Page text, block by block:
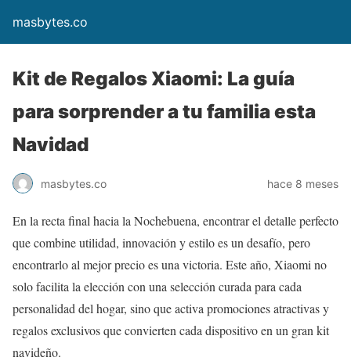
masbytes.co
Kit de Regalos Xiaomi: La guía
para sorprender a tu familia esta
Navidad
masbytes.co hace 8 meses
En la recta final hacia la Nochebuena, encontrar el detalle perfecto
que combine utilidad, innovación y estilo es un desafío, pero
encontrarlo al mejor precio es una victoria. Este año, Xiaomi no
solo facilita la elección con una selección curada para cada
personalidad del hogar, sino que activa promociones atractivas y
regalos exclusivos que convierten cada dispositivo en un gran kit
navideño.